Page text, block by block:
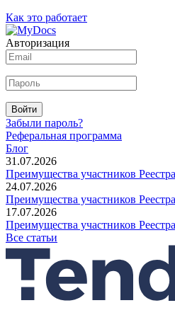
Как это работает
Авторизация
Войти
Забыли пароль?
Реферальная программа
Блог
31.07.2026
Преимущества участников
24.07.2026
Преимущества участников
17.07.2026
Преимущества участников
Все статьи